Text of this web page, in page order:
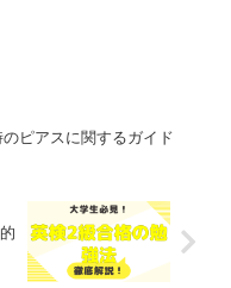
ピアスに関するガイド